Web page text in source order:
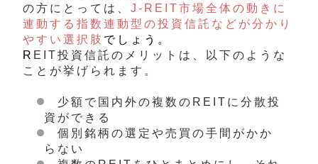
の方にとっては、 J-REIT市場全体の動きに
連動する指数連動型の投資信託などが分かり
やすい選択肢 でしょう。
R EIT投資信託のメリットは、以下のような
ことが挙げられます。
少額で国内外の複数のREITに分散投
資ができる
個別銘柄の選定や売買の手間がかか
らない